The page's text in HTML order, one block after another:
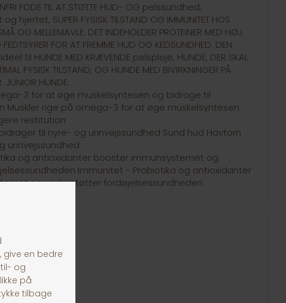
FODE TIL AT STØTTE HUD- OG pelssundhed,
hjertet, SUPER FYSISK TILSTAND OG IMMUNITET HOS
OG MELLEMAVLE. DET INDEHOLDER PROTEINER MED HØJ
FOR AT FREMME HUD OG KEDSUNDHED. DEN
Ideel til HUNDE MED KRÆVENDE pelspleje, HUNDE, DER SKAL
FYSISK TILSTAND, OG HUNDE MED BIVIRKNINGER PÅ
JUNIOR HUNDE.
3 for at øge muskelsyntesen og bidrage til
Muskler rige på omega-3 for at øge muskelsyntesen
restitution
til nyre- og urinvejssundhed Sund hud Havtorn
urinvejssundhed
og antioxidanter booster immunsystemet og
Immunitet - Probiotika og antioxidanter
og understøtter fordøjelsessundheden